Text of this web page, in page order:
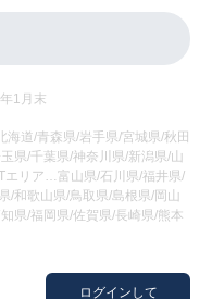
ログインして
1月末
道/青森県/岩手県/宮城県/秋田
県/千葉県/神奈川県/新潟県/山
エリア…富山県/石川県/福井県/
/和歌山県/鳥取県/島根県/岡山
県/福岡県/佐賀県/長崎県/熊本